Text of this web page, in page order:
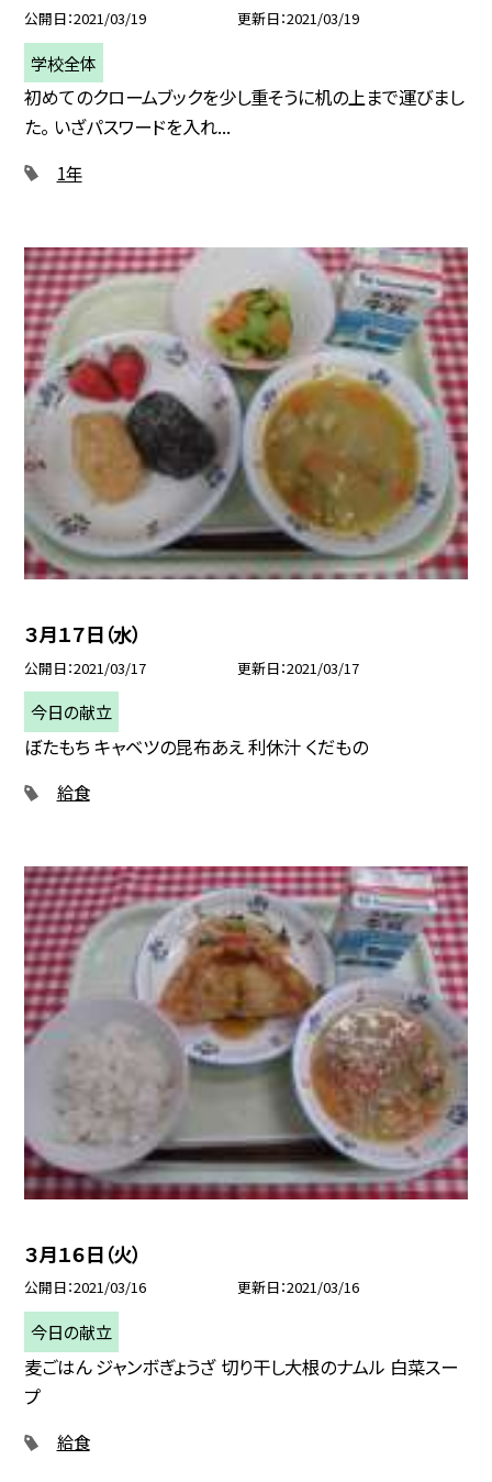
公開日 2021/03/19 更新日 2021/03/19
学校全体
初めてのクロームブックを少し重そうに机の上まで運びまし
た。 いざパスワードを入れ...
1年
３月１７日（水）
公開日 2021/03/17 更新日 2021/03/17
今日の献立
ぼたもち キャベツの昆布あえ 利休汁 くだもの
給食
３月１６日（火）
公開日 2021/03/16 更新日 2021/03/16
今日の献立
麦ごはん ジャンボぎょうざ 切り干し大根のナムル 白菜スー
プ
給食